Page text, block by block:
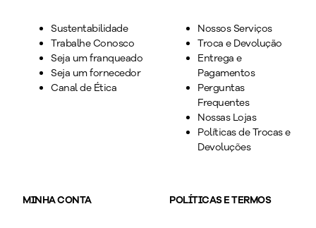
Sustentabilidade
Trabalhe Conosco
Seja um franqueado
Seja um fornecedor
Canal de Ética
Nossos Serviços
Troca e Devolução
Entrega e
Pagamentos
Perguntas
Frequentes
Nossas Lojas
Políticas de Trocas e
Devoluções
MINHA CONTA POLÍTICAS E TERMOS